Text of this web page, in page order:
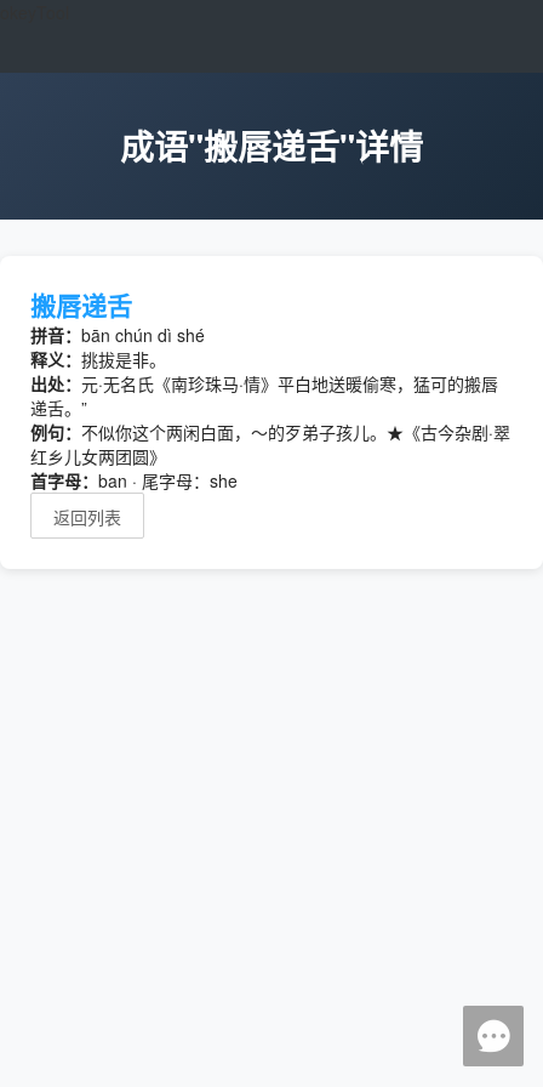
成语"搬唇递舌"详情
搬唇递舌
拼音： bān chún dì shé
释义： 挑拔是非。
出处： 元·无名氏《南珍珠马·情》平白地送暖偷寒，猛可的搬唇
递舌。”
例句： 不似你这个两闲白面，～的歹弟子孩儿。★《古今杂剧·翠
红乡儿女两团圆》
首字母： ban · 尾字母：she
返回列表